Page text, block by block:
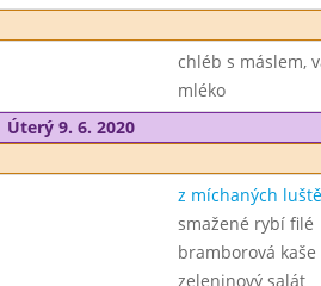
chléb s máslem,
mléko
Úterý 9. 6. 2020
z míchaných
smažené rybí filé
bramborová kaše
zeleninový salát